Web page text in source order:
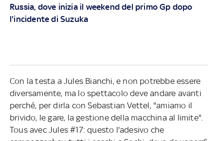
Russia, dove inizia il weekend del primo Gp dopo
l'incidente di Suzuka
Con la testa a Jules Bianchi, e non potrebbe essere
diversamente, ma lo spettacolo deve andare avanti
perché, per dirla con Sebastian Vettel, "amiamo il
brivido, le gare, la gestione della macchina al limite".
Tous avec Jules #17: questo l'adesivo che